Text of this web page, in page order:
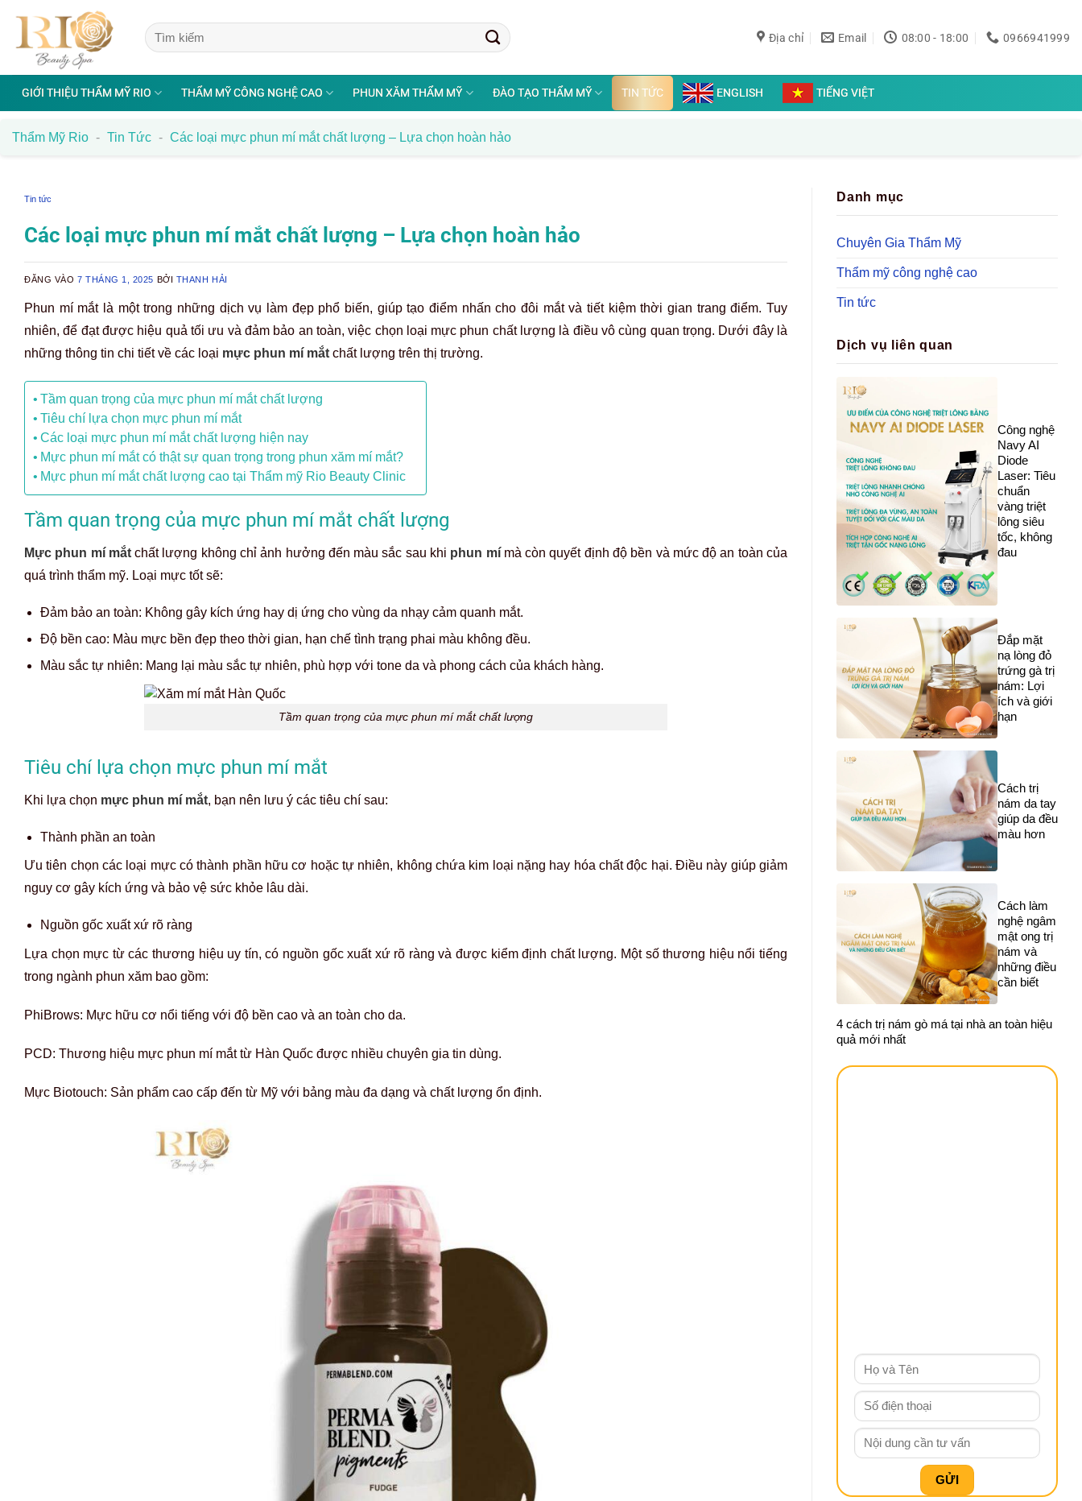
nội
Địa chỉ Email 08:00 - 18:00 0966941999
GIỚI THIỆU THẨM MỸ RIO THẨM MỸ CÔNG NGHỆ CAO PHUN XĂM THẨM MỸ ĐÀO TẠO THẨM MỸ TIN TỨC ENGLISH TIẾNG VIỆT
Thẩm Mỹ Rio - Tin Tức - Các loại mực phun mí mắt chất lượng – Lựa chọn hoàn hảo
Tin tức
Các loại mực phun mí mắt chất lượng – Lựa chọn hoàn hảo
ĐĂNG VÀO 7 THÁNG 1, 2025 BỞI THANH HẢI
Phun mí mắt là một trong những dịch vụ làm đẹp phổ biến, giúp tạo điểm nhấn cho đôi mắt và tiết kiệm thời gian trang điểm. Tuy
nhiên, để đạt được hiệu quả tối ưu và đảm bảo an toàn, việc chọn loại mực phun chất lượng là điều vô cùng quan trọng. Dưới đây là
những thông tin chi tiết về các loại mực phun mí mắt chất lượng trên thị trường.
Tầm quan trọng của mực phun mí mắt chất lượng
Tiêu chí lựa chọn mực phun mí mắt
Các loại mực phun mí mắt chất lượng hiện nay
Mực phun mí mắt có thật sự quan trọng trong phun xăm mí mắt?
Mực phun mí mắt chất lượng cao tại Thẩm mỹ Rio Beauty Clinic
Tầm quan trọng của mực phun mí mắt chất lượng
Mực phun mí mắtchất lượng không chỉ ảnh hưởng đến màu sắc sau khi phun mí mà còn quyết định độ bền và mức độ an toàn của
quá trình thẩm mỹ. Loại mực tốt sẽ:
Đảm bảo an toàn: Không gây kích ứng hay dị ứng cho vùng da nhạy cảm quanh mắt.
Độ bền cao: Màu mực bền đẹp theo thời gian, hạn chế tình trạng phai màu không đều.
Màu sắc tự nhiên: Mang lại màu sắc tự nhiên, phù hợp với tone da và phong cách của khách hàng.
Tầm quan trọng của mực phun mí mắt chất lượng
Tiêu chí lựa chọn mực phun mí mắt
Khi lựa chọn mực phun mí mắt, bạn nên lưu ý các tiêu chí sau:
Thành phần an toàn
Ưu tiên chọn các loại mực có thành phần hữu cơ hoặc tự nhiên, không chứa kim loại nặng hay hóa chất độc hại. Điều này giúp giảm
nguy cơ gây kích ứng và bảo vệ sức khỏe lâu dài.
Nguồn gốc xuất xứ rõ ràng
Lựa chọn mực từ các thương hiệu uy tín, có nguồn gốc xuất xứ rõ ràng và được kiểm định chất lượng. Một số thương hiệu nổi tiếng
trong ngành phun xăm bao gồm:
PhiBrows: Mực hữu cơ nổi tiếng với độ bền cao và an toàn cho da.
PCD: Thương hiệu mực phun mí mắt từ Hàn Quốc được nhiều chuyên gia tin dùng.
Mực Biotouch: Sản phẩm cao cấp đến từ Mỹ với bảng màu đa dạng và chất lượng ổn định.
Danh mục
Chuyên Gia Thẩm Mỹ
Thẩm mỹ công nghệ cao
Tin tức
Dịch vụ liên quan
Công nghệ
Navy AI
Diode
Laser: Tiêu
chuẩn
vàng triệt
lông siêu
tốc, không
đau
Đắp mặt
nạ lòng đỏ
trứng gà trị
nám: Lợi
ích và giới
hạn
Cách trị
nám da tay
giúp da đều
màu hơn
Cách làm
nghệ ngâm
mật ong trị
nám và
những điều
cần biết
4 cách trị nám gò má tại nhà an toàn hiệu
quả mới nhất